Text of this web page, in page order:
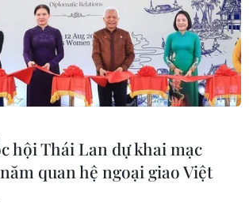
lao động, nâng cao năng lực quốc gia phòng ngừa
trẻ em...
hội Thái Lan dự khai mạc
quan hệ ngoại giao Việt